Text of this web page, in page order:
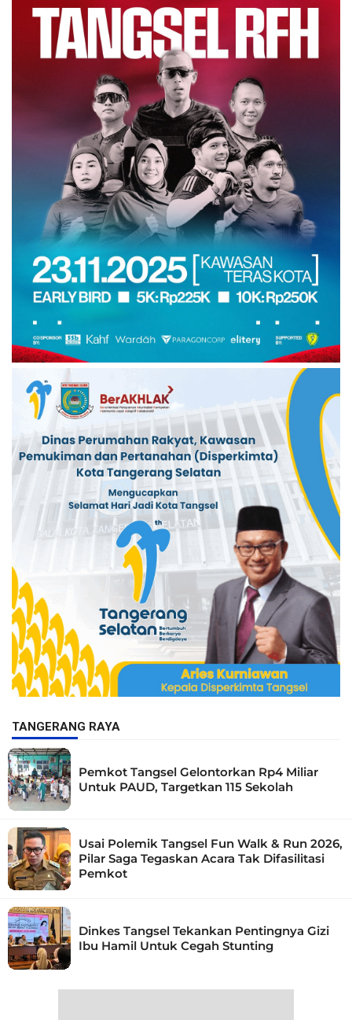
TANGERANG RAYA
Pemkot Tangsel Gelontorkan Rp4 Miliar
Untuk PAUD, Targetkan 115 Sekolah
Usai Polemik Tangsel Fun Walk & Run 2026,
Pilar Saga Tegaskan Acara Tak Difasilitasi
Pemkot
Dinkes Tangsel Tekankan Pentingnya Gizi
Ibu Hamil Untuk Cegah Stunting